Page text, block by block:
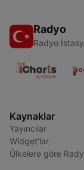
Radyo
Radyo
Kaynaklar
Yayıncılar
Widget'lar
Ülkelere göre